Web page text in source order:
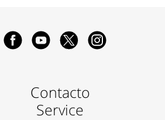
Contacto
Service